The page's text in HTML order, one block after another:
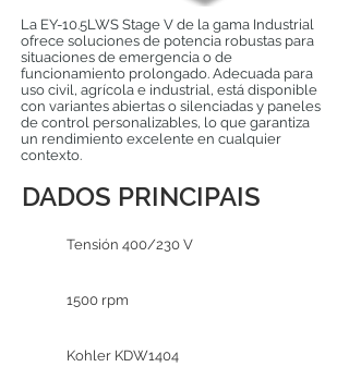
La EY-10.5LWS Stage V de la gama Industrial
ofrece soluciones de potencia robustas para
situaciones de emergencia o de
funcionamiento prolongado. Adecuada para
uso civil, agrícola e industrial, está disponible
con variantes abiertas o silenciadas y paneles
de control personalizables, lo que garantiza
un rendimiento excelente en cualquier
contexto.
DADOS PRINCIPAIS
Tensión 400/230 V
1500 rpm
Kohler KDW1404